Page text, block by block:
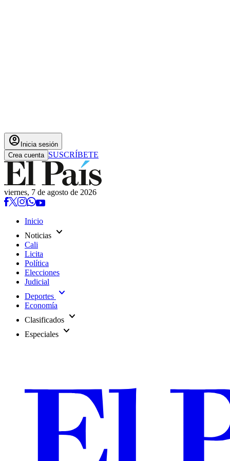
account_circle Inicia sesión
Crea cuenta SUSCRÍBETE
viernes, 7 de agosto de 2026
Inicio
Noticias expand_more
Cali
Licita
Política
Elecciones
Judicial
Deportes expand_more
Economía
Clasificados expand_more
Especiales expand_more